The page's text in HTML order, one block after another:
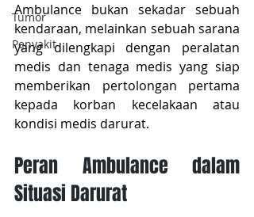
Tumor
Penyakit
Ambulance bukan sekadar sebuah
kendaraan, melainkan sebuah sarana
yang dilengkapi dengan peralatan
medis dan tenaga medis yang siap
memberikan pertolongan pertama
kepada korban kecelakaan atau
kondisi medis darurat.
Peran Ambulance dalam
Situasi Darurat